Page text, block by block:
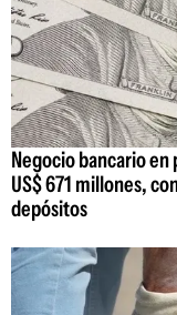
Negocio bancario
US$ 671 millones,
depósitos